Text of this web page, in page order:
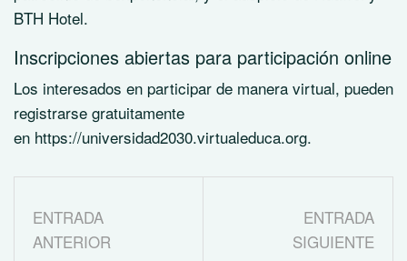
BTH Hotel.
Inscripciones abiertas para participación online
Los interesados en participar de manera virtual, pueden
registrarse gratuitamente
en https://universidad2030.virtualeduca.org.
ENTRADA
ANTERIOR
ENTRADA
SIGUIENTE